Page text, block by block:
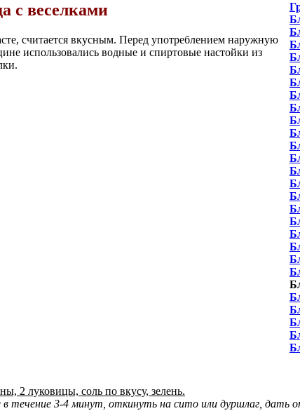
с веселками
считается вкусным. Перед употреблением наружную
использовались водные и спиртовые настойки из
2 луковицы, соль по вкусу, зелень.
течение 3-4 минут, откинуть на сито или дуршлаг, дать